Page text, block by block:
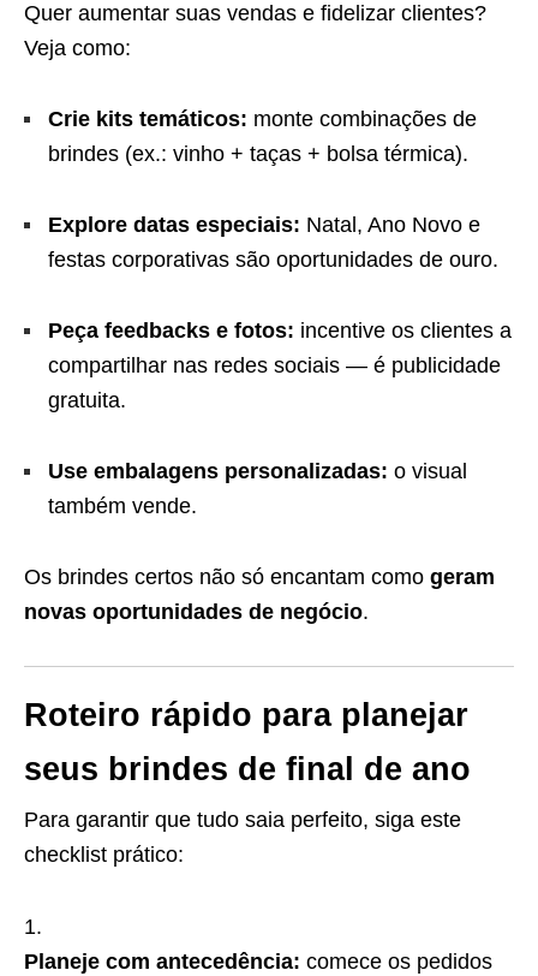
Quer aumentar suas vendas e fidelizar clientes?
Veja como:
Crie kits temáticos: monte combinações de
brindes (ex.: vinho + taças + bolsa térmica).
Explore datas especiais: Natal, Ano Novo e
festas corporativas são oportunidades de ouro.
Peça feedbacks e fotos: incentive os clientes a
compartilhar nas redes sociais — é publicidade
gratuita.
Use embalagens personalizadas: o visual
também vende.
Os brindes certos não só encantam como geram
novas oportunidades de negócio.
Roteiro rápido para planejar
seus brindes de final de ano
Para garantir que tudo saia perfeito, siga este
checklist prático:
Planeje com antecedência: comece os pedidos